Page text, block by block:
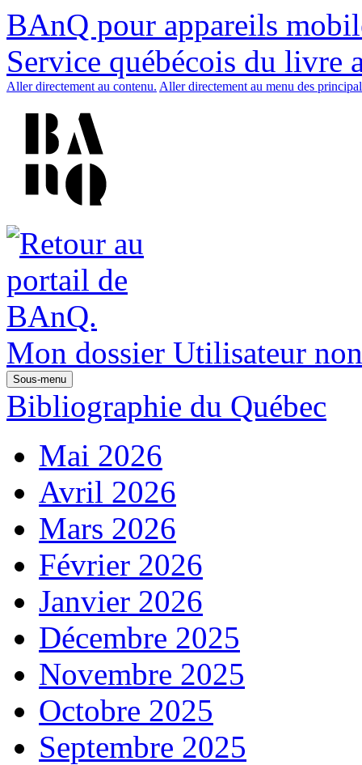
BAnQ pour appareils
Service québécois du livre
Aller directement au contenu. Aller directement au menu des
Mon dossier Utilisateur
Sous-menu
Bibliographie du Québec
Mai 2026
Avril 2026
Mars 2026
Février 2026
Janvier 2026
Décembre 2025
Novembre 2025
Octobre 2025
Septembre 2025